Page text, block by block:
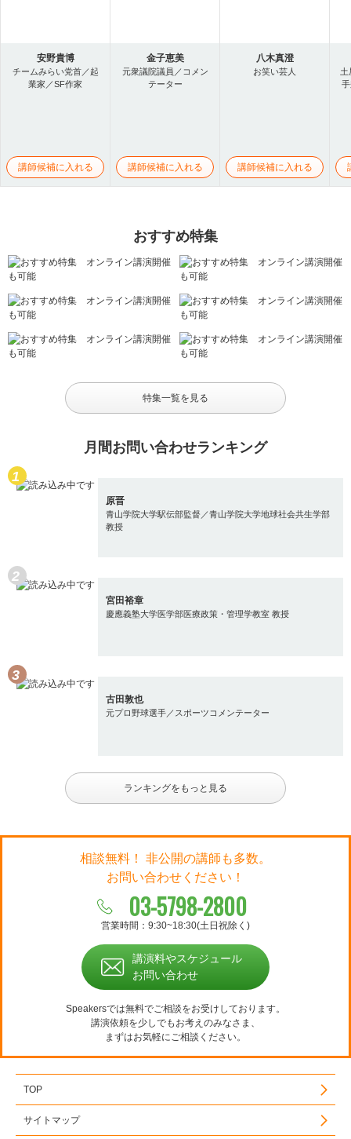
安野貴博
チームみらい党首／起
業家／SF作家
講師候補に入れる
金子恵美
元衆議院議員／コメン
テーター
講師候補に入れる
八木真澄
お笑い芸人
講師候補に入れる
土
おすすめ特集
特集一覧を見る
月間お問い合わせランキング
原晋
青山学院大学駅伝部監督／青山学院大学地球社会共生学部
教授
宮田裕章
慶應義塾大学医学部医療政策・管理学教室 教授
古田敦也
元プロ野球選手／スポーツコメンテーター
ランキングをもっと見る
相談無料！ 非公開の講師も多数。
お問い合わせください！
03-5798-2800
営業時間：9:30~18:30(土日祝除く)
講演料やスケジュール
お問い合わせ
Speakersでは無料でご相談をお受けしております。
講演依頼を少しでもお考えのみなさま、
まずはお気軽にご相談ください。
TOP
サイトマップ